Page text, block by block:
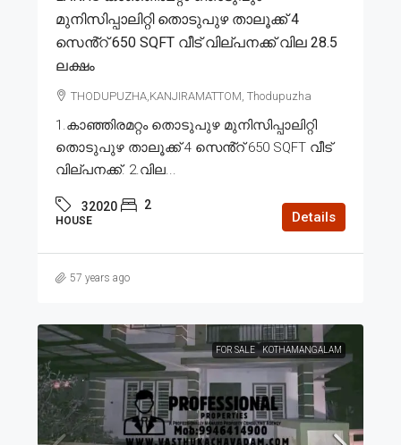
മുനിസിപ്പാലിറ്റി തൊടുപുഴ താലൂക്ക് 4
സെൻ്റ് 650 SQFT വീട് വില്പനക്ക് വില 28.5
ലക്ഷം
THODUPUZHA,KANJIRAMATTOM, Thodupuzha
1.കാഞ്ഞിരമറ്റം തൊടുപുഴ മുനിസിപ്പാലിറ്റി
തൊടുപുഴ താലൂക്ക് 4 സെൻ്റ് 650 SQFT വീട്
വില്പനക്ക്. 2.വില...
32020 2
HOUSE Details
57 years ago
FOR SALE KOTHAMANGALAM